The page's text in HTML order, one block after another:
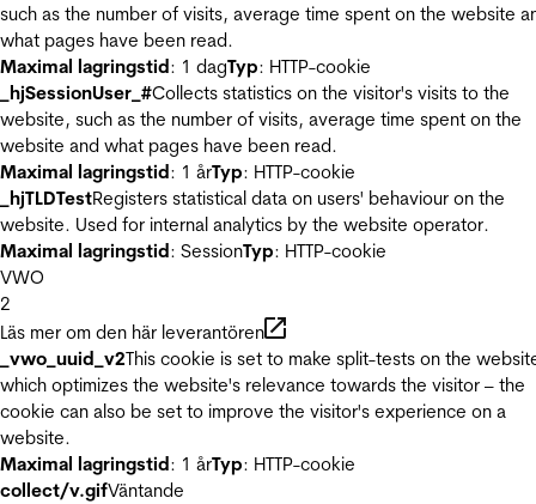
such as the number of visits, average time spent on the website
what pages have been read.
Maximal lagringstid: 1 dagTyp: HTTP-cookie
_hjSessionUser_#Collects statistics on the visitor's visits to the
website, such as the number of visits, average time spent on the
website and what pages have been read.
Maximal lagringstid: 1 årTyp: HTTP-cookie
_hjTLDTestRegisters statistical data on users' behaviour on the
website. Used for internal analytics by the website operator.
Maximal lagringstid: SessionTyp: HTTP-cookie
VWO
2
Läs mer om den här leverantören
_vwo_uuid_v2This cookie is set to make split-tests on the
which optimizes the website's relevance towards the visitor – the
cookie can also be set to improve the visitor's experience on a
website.
Maximal lagringstid: 1 årTyp: HTTP-cookie
collect/v.gifVäntande